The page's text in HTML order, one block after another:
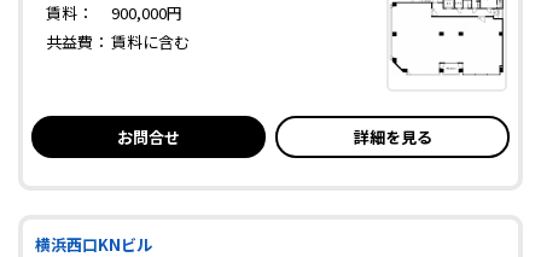
賃料：
900,000円
共益費： 賃料に含む
お問合せ 詳細を見る
横浜西口KNビル